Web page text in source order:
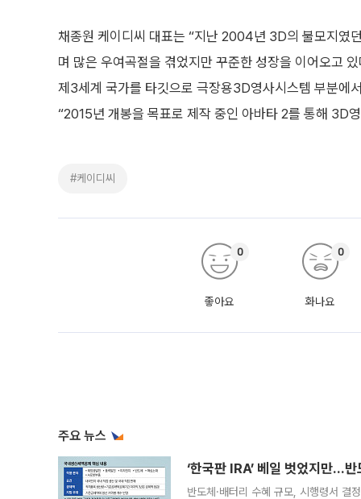
채종원 케이디씨 대표는 “지난 2004년 3D의 불모지였
며 많은 우여곡절을 겪었지만 꾸준한 성장을 이어오고
제3세계 국가를 타깃으로 극장용3D영사시스템 부분에
“2015년 개봉을 목표로 제작 중인 아바타 2를 통해 3D
#케이디씨
좋아요
0
화나요
0
주요 뉴스
‘한국판 IRA’ 베일 벗었지만…
반도체·배터리 수혜 규모, 시행령서